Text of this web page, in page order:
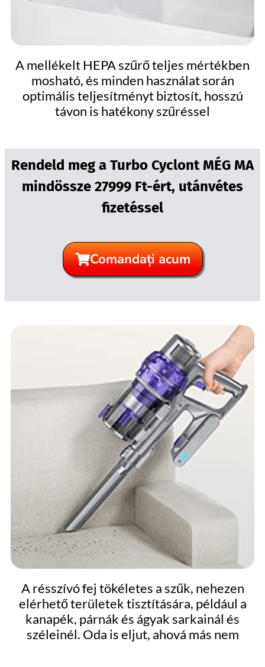
A mellékelt HEPA szűrő teljes mértékben
mosható, és minden használat során
optimális teljesítményt biztosít, hosszú
távon is hatékony szűréssel
Rendeld meg a Turbo Cyclont MÉG MA
mindössze 27999 Ft-ért, utánvétes
fizetéssel
Comandați acum
A résszívó fej tökéletes a szűk, nehezen
elérhető területek tisztítására, például a
kanapék, párnák és ágyak sarkainál és
széleinél. Oda is eljut, ahová más nem